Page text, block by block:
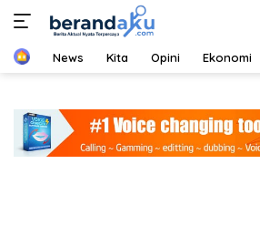
konten
HomeNews Kita Opini Ekonomi